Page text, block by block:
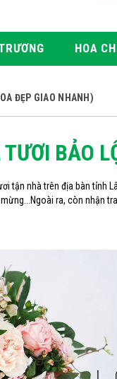
HOA
ĐẸP GIAO NHANH)
TƯƠI BẢO
tận nhà trên địa bàn tỉnh
ra, còn nhận